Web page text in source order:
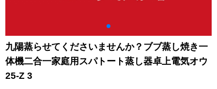
九陽蒸らせてくださいませんか？ブブ蒸し焼き一
体機二合一家庭用スパトート蒸し器卓上電気オウ
25-Z 3